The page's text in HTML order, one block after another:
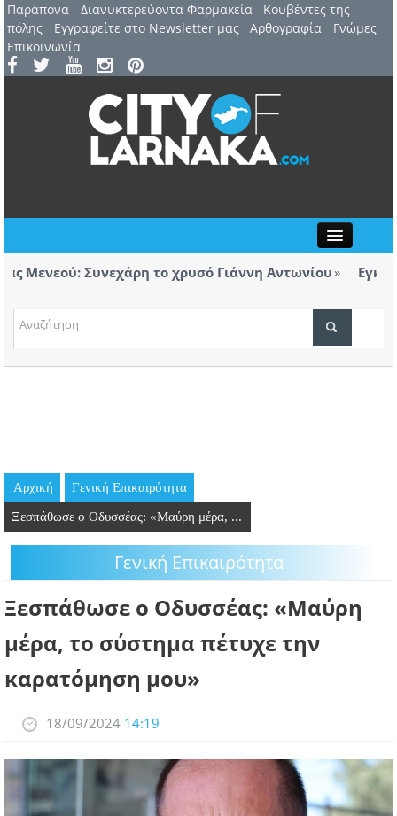
Παράπονα Διανυκτερεύοντα Φαρμακεία
Kουβέντες της
πόλης
Εγγραφείτε στο Newsletter μας Αρθογραφία
Γνώμες
Επικοινωνία
ΤΟΠΙΚΑ ΝΕΑ
ΘΕΣΕΙΣ ΕΡΓΑΣΙΑΣ
PODCAST
ΛΑΡΝΑΚΑ 2030
ΣΥΝΔΕΣΜΟΙ
ΠΕΡΙΣΣΟΤΕΡΑ
Συνεχάρη το χρυσό Γιάννη Αντωνίου
τσιγάρα βρέθηκαν σε ταξί με προορισμό
Αρχική Γενική Επικαιρότητα
Ξεσπάθωσε ο Οδυσσέας: «Μαύρη μέρα, ...
Γενική Επικαιρότητα
Ξεσπάθωσε ο Οδυσσέας: «Μαύρη
μέρα, το σύστημα πέτυχε την
καρατόμηση μου»
18/09/2024 14:19